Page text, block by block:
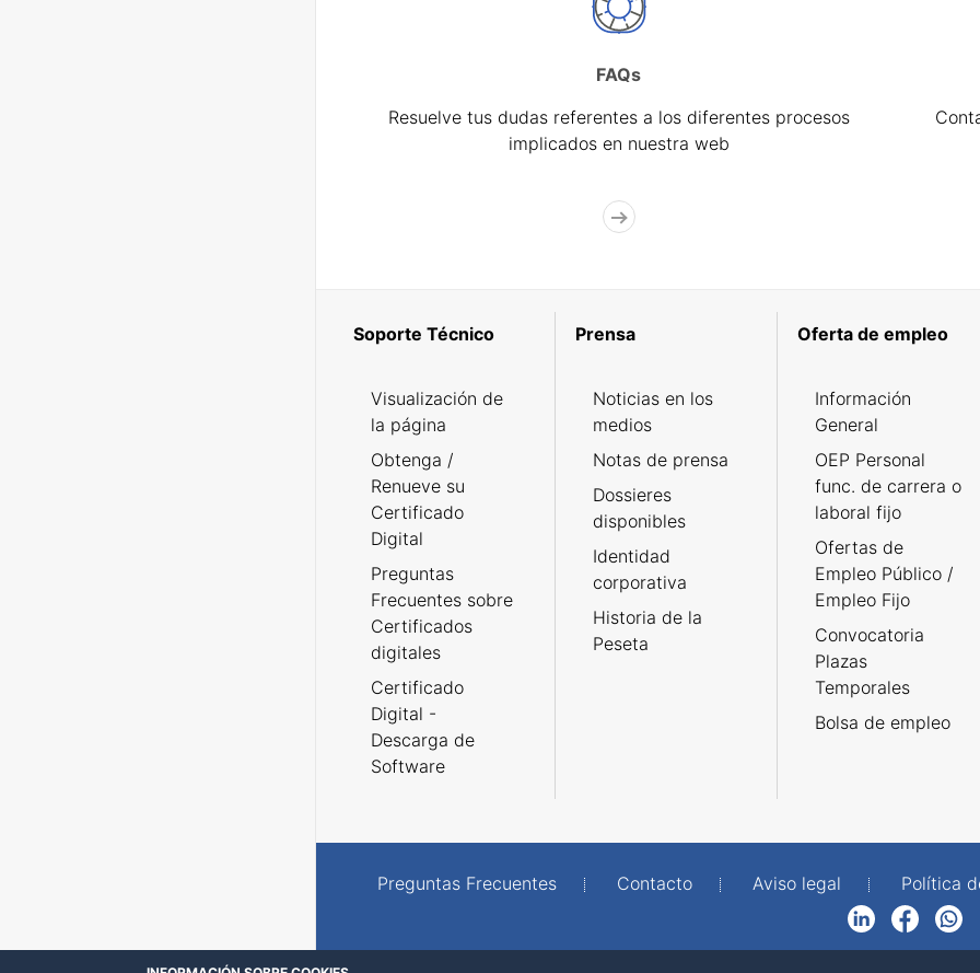
FAQs
Resuelve tus dudas referentes a los diferentes procesos
implicados en nuestra web
Soporte Técnico
Visualización de
la página
Obtenga /
Renueve su
Certificado
Digital
Preguntas
Frecuentes sobre
Certificados
digitales
Certificado
Digital -
Descarga de
Software
Prensa
Noticias en los
medios
Notas de prensa
Dossieres
disponibles
Identidad
corporativa
Historia de la
Peseta
Oferta de empleo
Información
General
OEP Personal
func. de carrera o
laboral fijo
Ofertas de
Empleo Público /
Empleo Fijo
Convocatoria
Plazas
Temporales
Bolsa de empleo
Preguntas Frecuentes Contacto Aviso legal Política
FacebookWhatsApp